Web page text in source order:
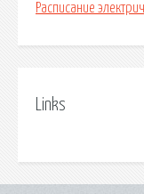
Расписание
Links